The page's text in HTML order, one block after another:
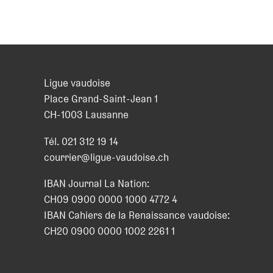
Ligue vaudoise
Place Grand-Saint-Jean 1
CH-1003 Lausanne
Tél.021 312 19 14
courrier@ligue-vaudoise.ch
IBAN Journal La Nation:
CH09 0900 0000 1000 4772 4
IBAN Cahiers de la Renaissance vaudoise:
CH20 0900 0000 1002 2261 1